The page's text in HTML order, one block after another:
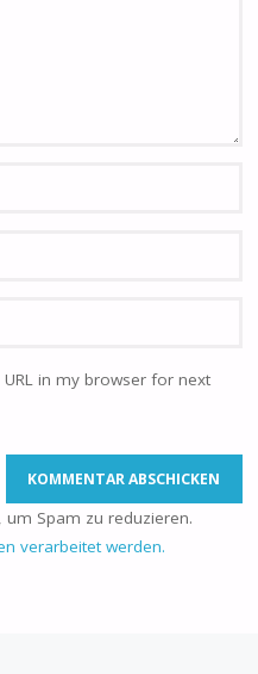
in my browser for next
Spam zu reduzieren.
verarbeitet werden.